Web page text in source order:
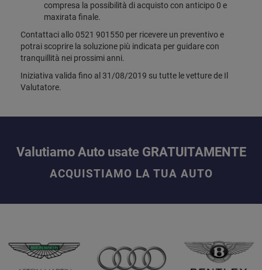
compresa la possibilità di acquisto con anticipo 0 e
maxirata finale.
Contattaci allo 0521 901550 per ricevere un preventivo e
potrai scoprire la soluzione più indicata per guidare con
tranquillità nei prossimi anni.
Iniziativa valida fino al 31/08/2019 su tutte le vetture de Il
Valutatore.
Valutiamo Auto usate GRATUITAMENTE
ACQUISTIAMO LA TUA AUTO